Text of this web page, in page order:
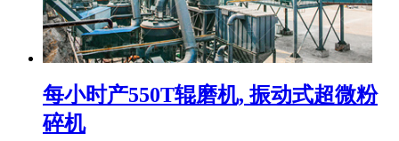
每小时产550T辊磨机, 振动式超微粉
碎机